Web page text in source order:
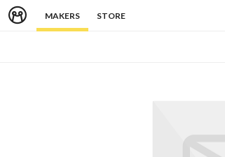
MAKERS STORE